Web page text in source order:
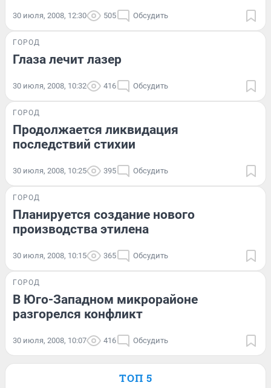
30 июля, 2008, 12:30 505 Обсудить
ГОРОД
Глаза лечит лазер
30 июля, 2008, 10:32 416 Обсудить
ГОРОД
Продолжается ликвидация
последствий стихии
30 июля, 2008, 10:25 395 Обсудить
ГОРОД
Планируется создание нового
производства этилена
30 июля, 2008, 10:15 365 Обсудить
ГОРОД
В Юго-Западном микрорайоне
разгорелся конфликт
30 июля, 2008, 10:07 416 Обсудить
ТОП 5